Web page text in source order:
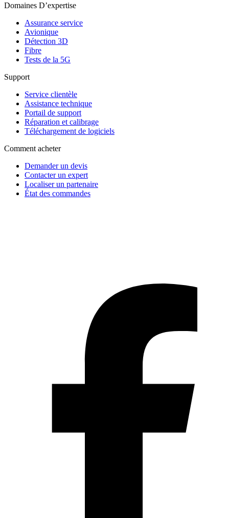
Domaines D’expertise
Assurance service
Avionique
Détection 3D
Fibre
Tests de la 5G
Support
Service clientèle
Assistance technique
Portail de support
Réparation et calibrage
Téléchargement de logiciels
Comment acheter
Demander un devis
Contacter un expert
Localiser un partenaire
État des commandes